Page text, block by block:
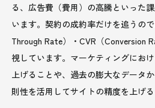
る、広告費（費用）の高騰といった
います。契約の成約率だけを追うの
Through Rate）・CVR（Conversion
視しています。マーケティングにお
上げることや、過去の膨大なデータ
則性を活用してサイトの精度を上げ